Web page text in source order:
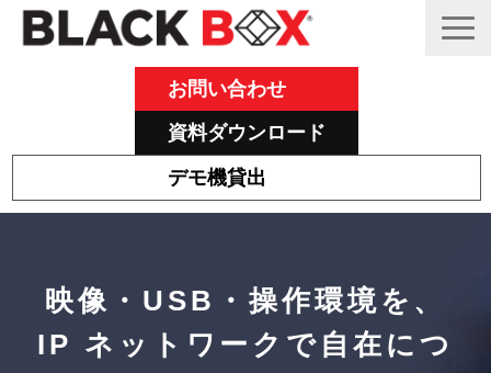
お問い合わせ
資料ダウンロード
デモ機貸出
Black Box 製品紹介と活用事例
サポート
映像・USB・操作環境を、
IP ネットワークで自在につ